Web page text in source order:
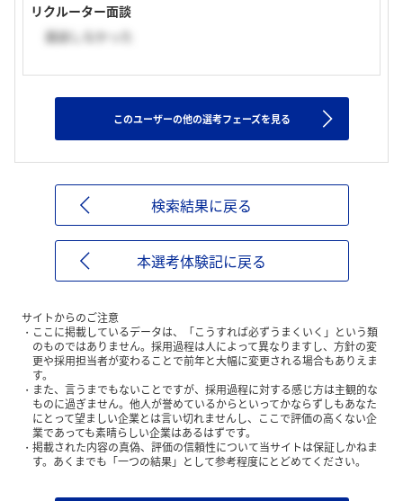
リクルーター面談
面談しなかった
このユーザーの他の選考フェーズを見る
検索結果に戻る
本選考体験記に戻る
サイトからのご注意
ここに掲載しているデータは、「こうすれば必ずうまくいく」という類
のものではありません。採用過程は人によって異なりますし、方針の変
更や採用担当者が変わることで前年と大幅に変更される場合もありえま
す。
また、言うまでもないことですが、採用過程に対する感じ方は主観的な
ものに過ぎません。他人が誉めているからといってかならずしもあなた
にとって望ましい企業とは言い切れませんし、ここで評価の高くない企
業であっても素晴らしい企業はあるはずです。
掲載された内容の真偽、評価の信頼性について当サイトは保証しかねま
す。あくまでも「一つの結果」として参考程度にとどめてください。